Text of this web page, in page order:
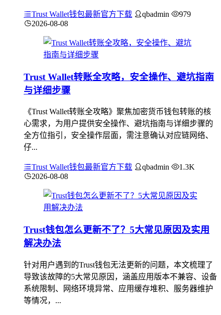
Trust Wallet钱包最新官方下载 qbadmin
979
2026-08-08
Trust Wallet转账全攻略，安全操作、避坑指南
与详细步骤
《Trust Wallet转账全攻略》聚焦加密货币钱包转账的核
心需求，为用户提供安全操作、避坑指南与详细步骤的
全方位指引，安全操作层面，需注意确认对应链网络、
仔...
Trust Wallet钱包最新官方下载 qbadmin
1.3K
2026-08-08
Trust钱包怎么更新不了？5大常见原因及实用
解决办法
针对用户遇到的Trust钱包无法更新的问题，本文梳理了
导致该故障的5大常见原因，涵盖应用版本不兼容、设备
系统限制、网络环境异常、应用缓存堆积、服务器维护
等情况，...